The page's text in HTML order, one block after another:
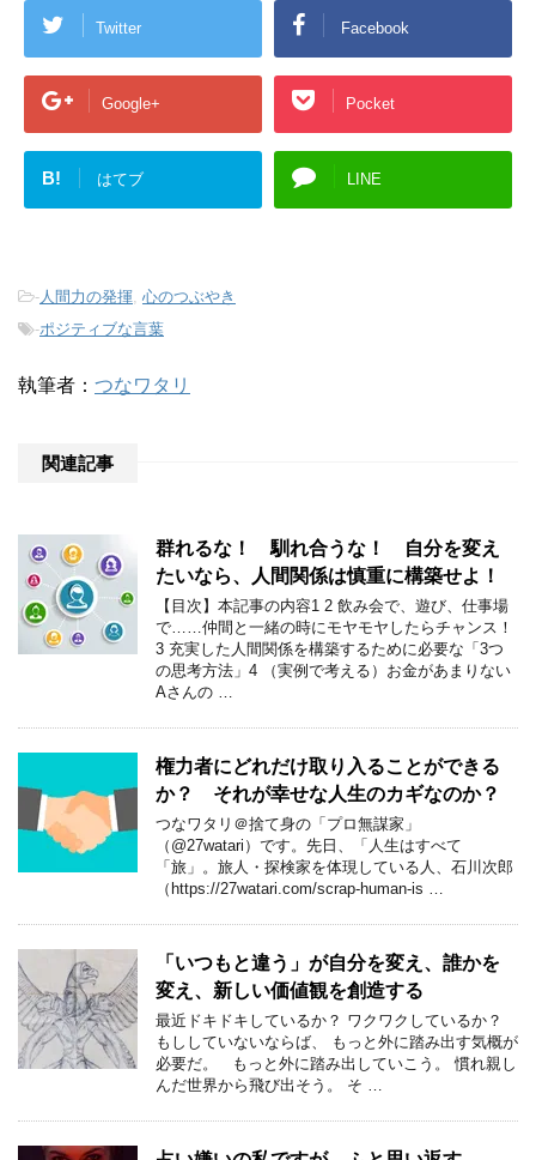
Twitter Facebook
Google+ Pocket
B! はてブ LINE
- 人間力の発揮 心のつぶやき
-ポジティブな言葉
執筆者： つなワタリ
関連記事
群れるな！ 馴れ合うな！ 自分を変え
たいなら、人間関係は慎重に構築せよ！
【目次】本記事の内容1 2 飲み会で、遊び、仕事場
で……仲間と一緒の時にモヤモヤしたらチャンス！
3 充実した人間関係を構築するために必要な「3つ
の思考方法」4 （実例で考える）お金があまりない
Aさんの …
権力者にどれだけ取り入ることができる
か？ それが幸せな人生のカギなのか？
つなワタリ＠捨て身の「プロ無謀家」
（@27watari）です。先日、「人生はすべて
「旅」。旅人・探検家を体現している人、石川次郎
（https://27watari.com/scrap-human-is …
「いつもと違う」が自分を変え、誰かを
変え、新しい価値観を創造する
最近ドキドキしているか？ ワクワクしているか？
もししていないならば、 もっと外に踏み出す気概が
必要だ。 もっと外に踏み出していこう。 慣れ親し
んだ世界から飛び出そう。 そ …